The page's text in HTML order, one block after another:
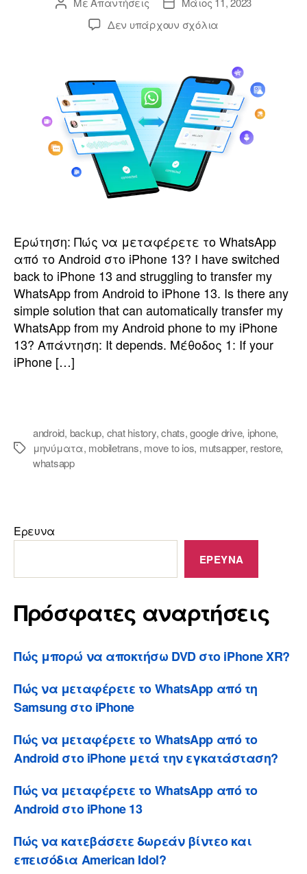
Δεν υπάρχουν σχόλια
Ερώτηση: Πώς να μεταφέρετε το WhatsApp
από το Android στο iPhone 13? I have switched
back to iPhone 13 and struggling to transfer my
WhatsApp from Android to iPhone 13. Is there any
simple solution that can automatically transfer my
WhatsApp from my Android phone to my iPhone
13? Απάντηση: It depends. Μέθοδος 1: If your
iPhone […]
android, backup, chat history,chats,google drive, iphone,
μηνύματα, mobiletrans, move to ios, mutsapper, restore,
whatsapp
Ερευνα
ΕΡΕΥΝΑ
Πρόσφατες αναρτήσεις
Πώς μπορώ να αποκτήσω DVD στο iPhone XR?
Πώς να μεταφέρετε το WhatsApp από τη
Samsung στο iPhone
Πώς να μεταφέρετε το WhatsApp από το
Android στο iPhone μετά την εγκατάσταση?
Πώς να μεταφέρετε το WhatsApp από το
Android στο iPhone 13
Πώς να κατεβάσετε δωρεάν βίντεο και
επεισόδια American Idol?